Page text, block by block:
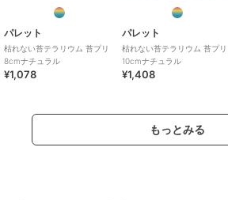
パレット
枯れない苔テラリウム 苔プリ
8cmナチュラル
¥1,078
パレット
枯れない苔テラリウム 苔プリ
10cmナチュラル
¥1,408
もっとみる